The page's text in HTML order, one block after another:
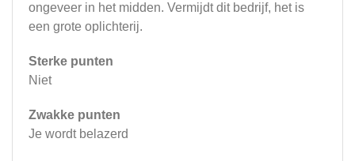
ongeveer in het midden. Vermijdt dit bedrijf, het is
een grote oplichterij.
Sterke punten
Niet
Zwakke punten
Je wordt belazerd